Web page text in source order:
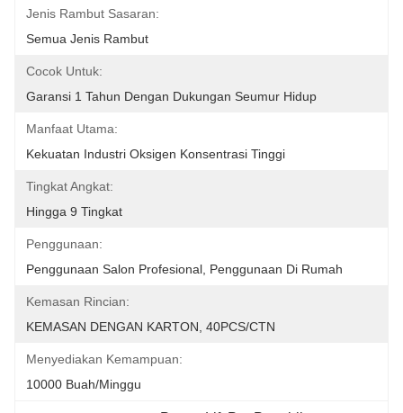
Jenis Rambut Sasaran:
Semua Jenis Rambut
Cocok Untuk:
Garansi 1 Tahun Dengan Dukungan Seumur Hidup
Manfaat Utama:
Kekuatan Industri Oksigen Konsentrasi Tinggi
Tingkat Angkat:
Hingga 9 Tingkat
Penggunaan:
Penggunaan Salon Profesional, Penggunaan Di Rumah
Kemasan Rincian:
KEMASAN DENGAN KARTON, 40PCS/CTN
Menyediakan Kemampuan:
10000 Buah/minggu